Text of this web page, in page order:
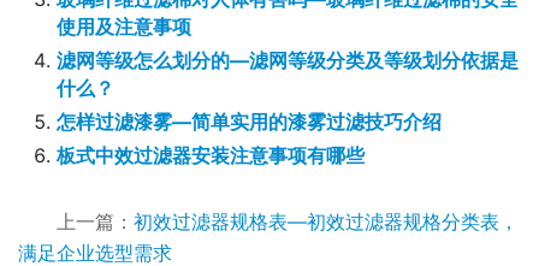
使用及注意事项
滤网等级怎么划分的—滤网等级分类及等级划分依据是
什么？
怎样过滤漆雾—简单实用的漆雾过滤技巧介绍
板式中效过滤器安装注意事项有哪些
上一篇： 初效过滤器规格表—初效过滤器规格分类表，
满足企业选型需求